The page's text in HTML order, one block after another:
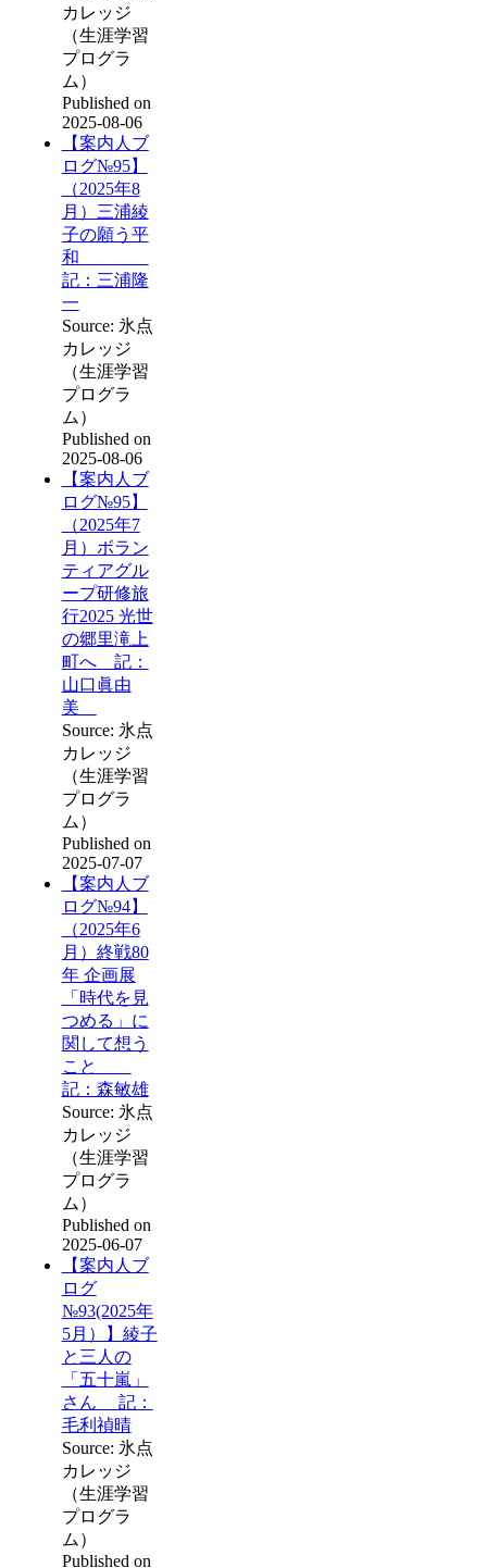
カレッジ
（生涯学習
プログラ
ム）
Published on
2025-08-06
【案内人ブ
ログ№95】
（2025年8
月）三浦綾
子の願う平
和
記：三浦隆
一
Source: 氷点
カレッジ
（生涯学習
プログラ
ム）
Published on
2025-08-06
【案内人ブ
ログ№95】
（2025年7
月）ボラン
ティアグル
ープ研修旅
行2025 光世
の郷里滝上
町へ 記：
山口眞由
美
Source: 氷点
カレッジ
（生涯学習
プログラ
ム）
Published on
2025-07-07
【案内人ブ
ログ№94】
（2025年6
月）終戦80
年 企画展
「時代を見
つめる」に
関して想う
こと
記：森敏雄
Source: 氷点
カレッジ
（生涯学習
プログラ
ム）
Published on
2025-06-07
【案内人ブ
ログ
№93(2025年
5月）】綾子
と三人の
「五十嵐」
さん 記：
毛利禎晴
Source: 氷点
カレッジ
（生涯学習
プログラ
ム）
Published on